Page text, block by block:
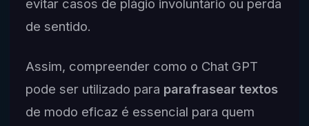
evitar casos de plágio involuntário ou perda
de sentido.
Assim, compreender como o Chat GPT
pode ser utilizado para parafrasear textos
de modo eficaz é essencial para quem